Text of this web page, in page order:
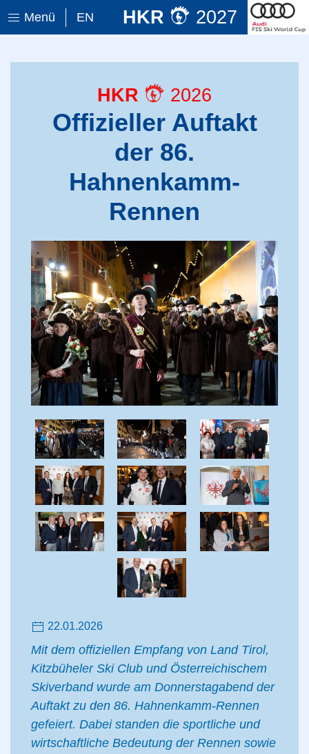
Menü EN HKR 2027
HKR 2026
Offizieller Auftakt
der 86.
Hahnenkamm-
Rennen
22.01.2026
Mit dem offiziellen Empfang von Land Tirol,
Kitzbüheler Ski Club und Österreichischem
Skiverband wurde am Donnerstagabend der
Auftakt zu den 86. Hahnenkamm-Rennen
gefeiert. Dabei standen die sportliche und
wirtschaftliche Bedeutung der Rennen sowie